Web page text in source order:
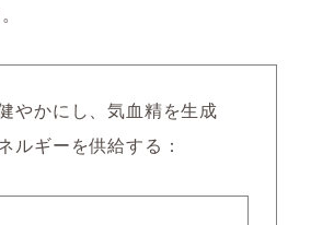
やかにし、気血精を生成
ルギーを供給する：